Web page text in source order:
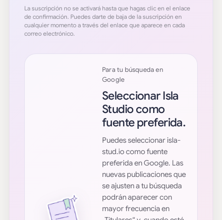
La suscripción no se activará hasta que hagas clic en el enlace
de confirmación. Puedes darte de baja de la suscripción en
cualquier momento a través del enlace que aparece en cada
correo electrónico.
Para tu búsqueda en
Google
Seleccionar Isla
Studio como
fuente preferida.
Puedes seleccionar isla-
stud.io como fuente
preferida en Google. Las
nuevas publicaciones que
se ajusten a tu búsqueda
podrán aparecer con
mayor frecuencia en